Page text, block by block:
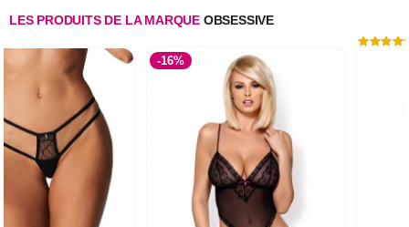
LES PRODUITS DE LA MARQUE OBSESSIVE
-16%